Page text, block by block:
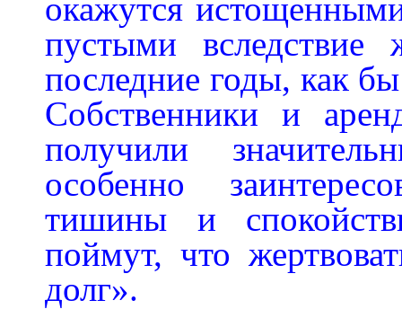
окажутся
пустыми
последние годы, как
Собственники и
получили
особенно
тишины и
поймут, что
долг».